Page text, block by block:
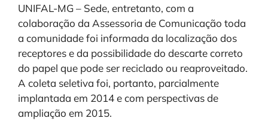
UNIFAL-MG – Sede, entretanto, com a
colaboração da Assessoria de Comunicação toda
a comunidade foi informada da localização dos
receptores e da possibilidade do descarte correto
do papel que pode ser reciclado ou reaproveitado.
A coleta seletiva foi, portanto, parcialmente
implantada em 2014 e com perspectivas de
ampliação em 2015.